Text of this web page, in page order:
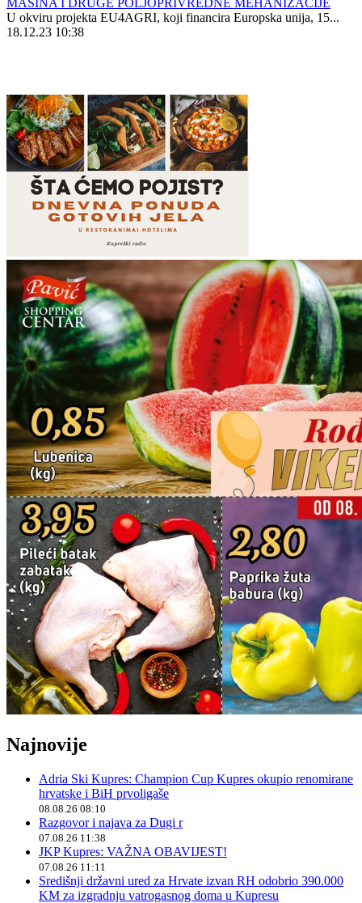
MAŠINA I DRUGE POLJOPRIVREDNE MEHANIZACIJE
U okviru projekta EU4AGRI, koji financira Europska unija, 15...
18.12.23 10:38
Najnovije
Adria Ski Kupres: Champion Cup Kupres okupio renomirane
hrvatske i BiH prvoligaše
08.08.26 08:10
Razgovor i najava za Dugi r
07.08.26 11:38
JKP Kupres: VAŽNA OBAVIJEST!
07.08.26 11:11
Središnji državni ured za Hrvate izvan RH odobrio 390.000
KM za izgradnju vatrogasnog doma u Kupresu